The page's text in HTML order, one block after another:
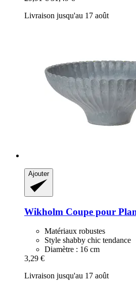
Livraison jusqu'au 17 août
Ajouter
Wikholm Coupe pour
Matériaux robustes
Style shabby chic tendance
Diamètre : 16 cm
3,29 €
Livraison jusqu'au 17 août